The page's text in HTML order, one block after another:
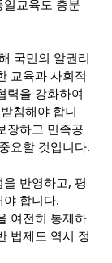
교육도 충분
국민의 알권리
교육과 사회적
력을 강화하여
침해야 합니
장하고 민족공
요할 것입니다.
반영하고, 평
합니다.
여전히 통제하
법제도 역시 정